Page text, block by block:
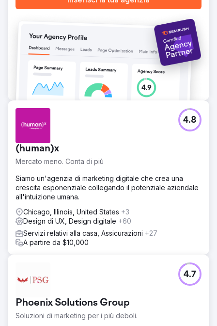
garantito una presenza digitale più solida, una migliore
usabilità e una piattaforma più scalabile per la crescita
Vai alla pagina agenzia
(human)x
Mercato meno. Conta di più
4.8
Siamo un'agenzia di marketing digitale che crea una
crescita esponenziale collegando il potenziale aziendale
all'intuizione umana.
Chicago, Illinois, United States +3
Design di UX, Design digitale +60
Servizi relativi alla casa, Assicurazioni +27
A partire da $10,000
Phoenix Solutions Group
Soluzioni di marketing per i più deboli.
4.7